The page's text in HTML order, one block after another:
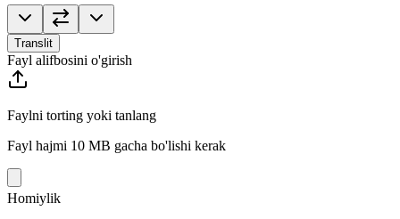
Translit
Fayl alifbosini o'girish
Faylni torting yoki tanlang
Fayl hajmi 10 MB gacha bo'lishi kerak
Homiylik